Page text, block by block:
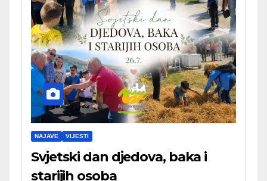
NAJAVE VIJESTI
Svjetski dan djedova, baka i
starijih osoba